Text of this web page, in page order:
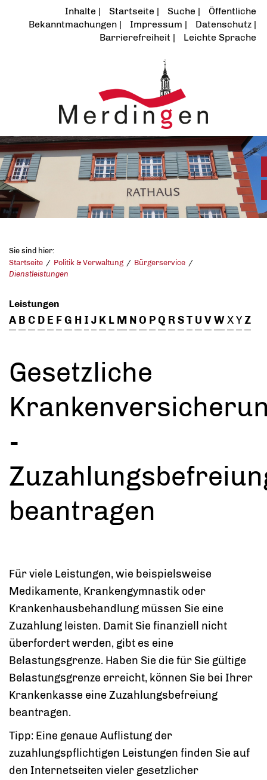
Inhalte Startseite Suche
Öffentliche
Bekanntmachungen
Impressum
Datenschutz
Barrierefreiheit
Leichte Sprache
Sie sind hier:
Startseite
Politik & Verwaltung
Bürgerservice
Dienstleistungen
Leistungen
A B C D E FG H I J K L M NO PQ RST U VWXYZ
Gesetzliche
-
beantragen
Für viele Leistungen, wie beispielsweise
Medikamente, Krankengymnastik oder
Krankenhausbehandlung müssen Sie eine
Zuzahlung leisten. Damit Sie finanziell nicht
überfordert werden, gibt es eine
Belastungsgrenze. Haben Sie die für Sie gültige
Belastungsgrenze erreicht, können Sie bei Ihrer
Krankenkasse eine Zuzahlungsbefreiung
beantragen.
Tipp: Eine genaue Auflistung der
zuzahlungspflichtigen Leistungen finden Sie auf
den Internetseiten vieler gesetzlicher